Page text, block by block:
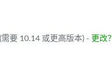
要 10.14 或更高版本) - 更改？